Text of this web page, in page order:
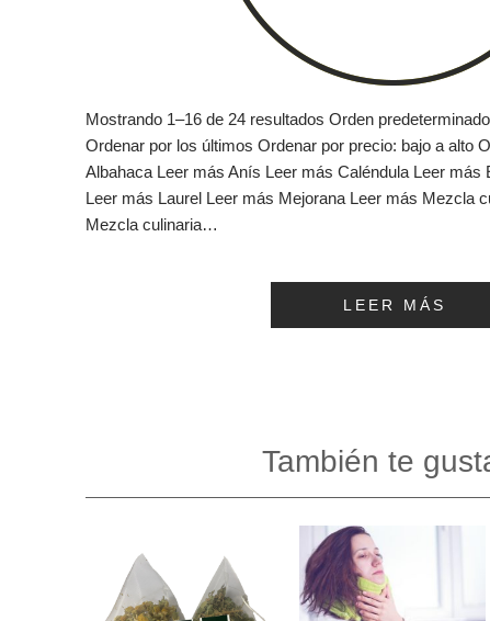
Mostrando 1–16 de 24 resultados Orden
Ordenar por los últimos Ordenar por precio: bajo a alto
Albahaca Leer más Anís Leer más Caléndula Leer más
Leer más Laurel Leer más Mejorana Leer más Mezcla
Mezcla culinaria…
LEER MÁS
También te